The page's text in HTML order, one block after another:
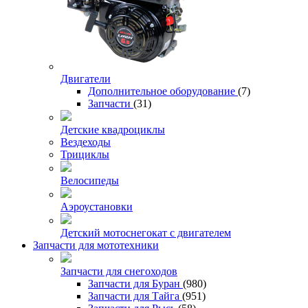
Двигатели
Дополнительное оборудование (7)
Запчасти (31)
Детские квадроциклы
Вездеходы
Трициклы
Велосипеды
Аэроустановки
Детский мотоснегокат с двигателем
Запчасти для мототехники
Запчасти для снегоходов
Запчасти для Буран (980)
Запчасти для Тайга (951)